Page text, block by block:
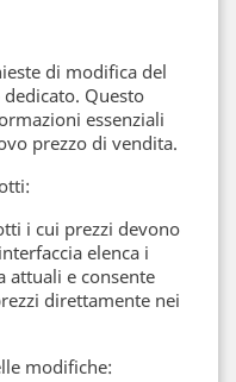
di modifica del
Questo
essenziali
prezzo di vendita.
i cui prezzi devono
elenca i
attuali e consente
direttamente nei
modifiche: